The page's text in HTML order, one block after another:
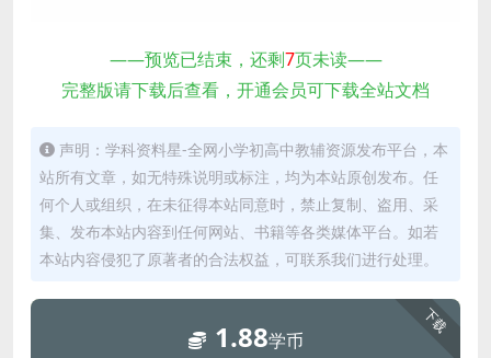
——预览已结束，还剩7页未读——
完整版请下载后查看，开通会员可下载全站文档
声明：学科资料星-全网小学初高中教辅资源发布平台，本
站所有文章，如无特殊说明或标注，均为本站原创发布。任
何个人或组织，在未征得本站同意时，禁止复制、盗用、采
集、发布本站内容到任何网站、书籍等各类媒体平台。如若
本站内容侵犯了原著者的合法权益，可联系我们进行处理。
下载
1.88学币